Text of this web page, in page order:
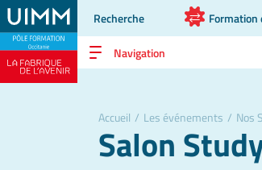
Recherche Formation
Navigation
Accueil / Les événements / Nos
Salon